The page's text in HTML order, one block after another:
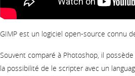
GIMP est un logiciel open-source connu
Souvent comparé à Photoshop, il
la possibilité de le scripter avec un